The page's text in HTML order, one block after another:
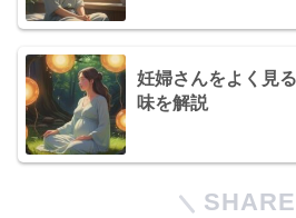
妊婦さんをよく見
味を解説
SHARE